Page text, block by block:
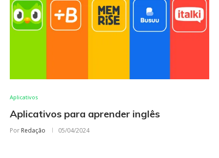
Aplicativos
Aplicativos para aprender inglês
Por Redação 05/04/2024